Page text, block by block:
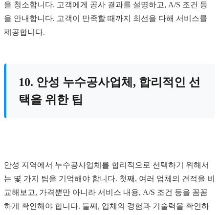
을 청소합니다. 고객에게 공사 결과를 설명하고, A/S 조건 등
을 안내합니다. 고객이 만족할 때까지 최선을 다해 서비스를
제공합니다.
10. 안성 누수공사업체, 합리적인 선
택을 위한 팁
안성 지역에서 누수공사업체를 합리적으로 선택하기 위해서
는 몇 가지 팁을 기억해야 합니다. 첫째, 여러 업체의 견적을 비
교해보고, 가격뿐만 아니라 서비스 내용, A/S 조건 등을 꼼꼼
하게 확인해야 합니다. 둘째, 업체의 경험과 기술력을 확인하